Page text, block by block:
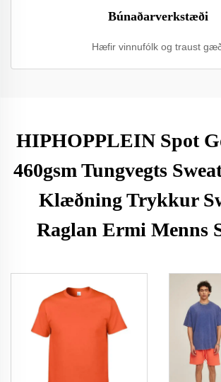
Búnaðarverkstæði
Hæfir vinnufólk og traust
HIPHOPPLEIN Spot
460gsm Tungvegts
Klæðning Trykkur
Raglan Ermi Menns